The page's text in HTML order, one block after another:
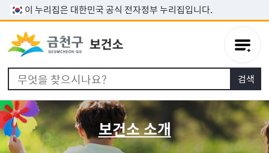
본문 바로가기
이 누리집은 대한민국 공식 전자정부 누리집입니다.
보건소 소개